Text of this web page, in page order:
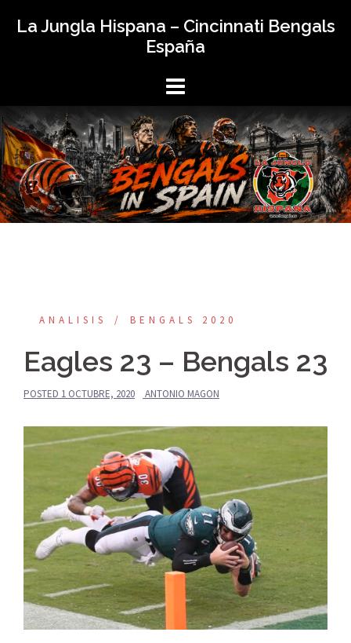
La Jungla Hispana – Cincinnati Bengals
España
ANALISIS BENGALS 2020
Eagles 23 – Bengals 23
POSTED 1 OCTUBRE, 2020 ANTONIO MAGON